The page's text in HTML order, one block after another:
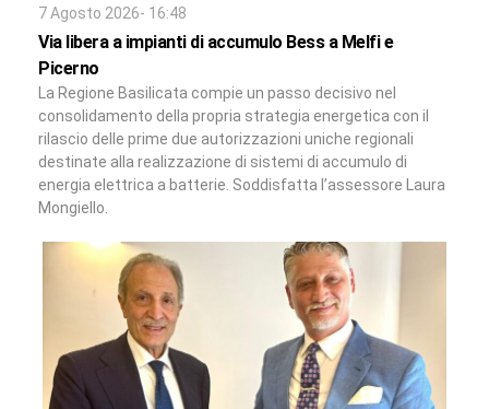
7 Agosto 2026- 16:48
Via libera a impianti di accumulo Bess a Melfi e
Picerno
La Regione Basilicata compie un passo decisivo nel
consolidamento della propria strategia energetica con il
rilascio delle prime due autorizzazioni uniche regionali
destinate alla realizzazione di sistemi di accumulo di
energia elettrica a batterie. Soddisfatta l’assessore Laura
Mongiello.